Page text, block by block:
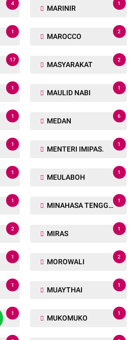
4
MARINIR
1
1
MAROCCO
2
17
MASYARAKAT
2
1
MAULID NABI
1
1
MEDAN
6
1
MENTERI IMIPAS.
1
1
MEULABOH
1
1
MINAHASA TENGGARA
1
2
MIRAS
1
1
MOROWALI
2
1
MUAYTHAI
1
1
MUKOMUKO
1